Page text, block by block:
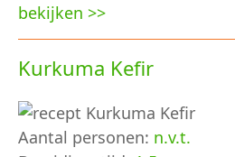
bekijken >>
Kurkuma Kefir
Aantal personen: n.v.t.